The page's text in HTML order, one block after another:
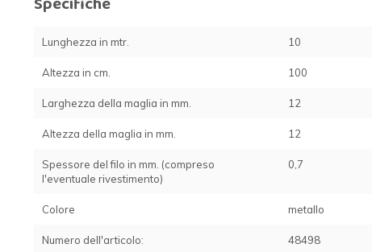
Lunghezza in mtr. 10
Altezza in cm. 100
Larghezza della maglia in mm. 12
Altezza della maglia in mm. 12
Spessore del filo in mm. (compreso
l'eventuale rivestimento)
0,7
Colore metallo
Numero dell'articolo: 48498